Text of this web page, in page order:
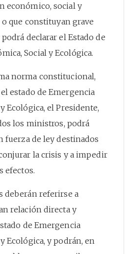
económico, social y
que constituyan grave
declarar el Estado de
Social y Ecológica.
norma constitucional,
estado de Emergencia
Ecológica, el Presidente,
los ministros, podrá
fuerza de ley destinados
la crisis y a impedir
efectos.
deberán referirse a
relación directa y
de Emergencia
Ecológica, y podrán, en